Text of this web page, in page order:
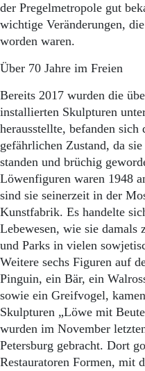
Abo
der Pregelmetropole gut
wichtige Veränderungen,
worden waren.
Über 70 Jahre im Freien
Bereits 2017 wurden die
installierten Skulpturen
herausstellte, befanden
gefährlichen Zustand, da
standen und brüchig
Löwenfiguren waren 1948
sind sie seinerzeit in der
Kunstfabrik. Es handelte
Lebewesen, wie sie damals
und Parks in vielen
Weitere sechs Figuren auf
Pinguin, ein Bär, ein
sowie ein Greifvogel,
Skulpturen „Löwe mit
wurden im November
Petersburg gebracht. Dort
Restauratoren Formen, mit